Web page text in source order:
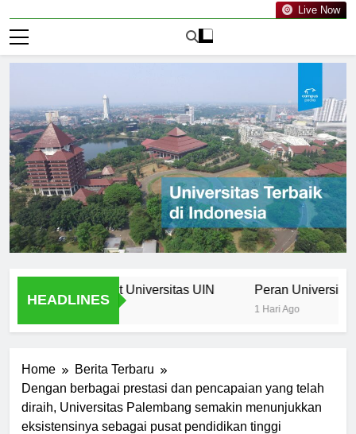
Live Now
HEADLINES
Curriculum at Universitas UIN Peran Universitas UIN
1 Hari Ago
Home
Berita Terbaru
Dengan berbagai prestasi dan pencapaian yang telah
diraih, Universitas Palembang semakin menunjukkan
eksistensinya sebagai pusat pendidikan tinggi